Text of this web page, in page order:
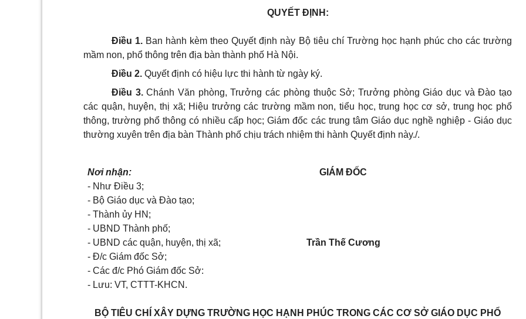
QUYẾT ĐỊNH:
Điều 1. Ban hành kèm theo Quyết định này Bộ tiêu chí Trường học hạnh phúc cho các trường
mầm non, phổ thông trên địa bàn thành phố Hà Nội.
Điều 2. Quyết định có hiệu lực thi hành từ ngày ký.
Điều 3.Chánh Văn phòng, Trưởng các phòng thuộc Sở; Trưởng phòng Giáo dục và Đào tạo
các quận, huyện, thị xã; Hiệu trưởng các trường mầm non, tiểu học, trung học cơ sở, trung học phổ
thông, trường phổ thông có nhiều cấp học; Giám đốc các trung tâm Giáo dục nghề nghiệp - Giáo dục
thường xuyên trên địa bàn Thành phố chịu trách nhiệm thi hành Quyết định này./.
Nơi nhận:
- Như Điều 3;
- Bộ Giáo dục và Đào tạo;
- Thành ủy HN;
- UBND Thành phố;
- UBND các quận, huyện, thị xã;
- Đ/c Giám đốc Sở;
- Các đ/c Phó Giám đốc Sở:
- Lưu: VT, CTTT-KHCN.
GIÁM ĐỐC
Trần Thế Cương
BỘ TIÊU CHÍ XÂY DỰNG TRƯỜNG HỌC HẠNH PHÚC TRONG CÁC CƠ SỞ GIÁO DỤC PHỔ